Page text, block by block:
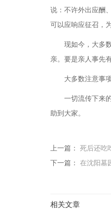
说：不许外出应酬
可以应响应征召，
现如今，大多
亲。要是亲人事先
大多数注意事
一切流传下来
助到大家。
上一篇： 死后还吃
下一篇： 在沈阳墓
相关文章